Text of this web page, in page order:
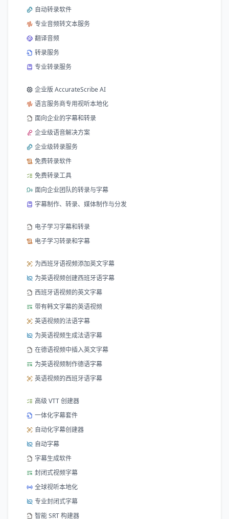
自动转录软件
专业音频转文本服务
翻译音频
转录服务
专业转录服务
企业版 AccurateScribe AI
语言服务商专用视听本地化
面向企业的字幕和转录
企业级语音解决方案
企业级转录服务
免费转录软件
免费转录工具
面向企业团队的转录与字幕
字幕制作、转录、媒体制作与分发
电子学习字幕和转录
电子学习转录和字幕
为西班牙语视频添加英文字幕
为英语视频创建西班牙语字幕
西班牙语视频的英文字幕
带有韩文字幕的英语视频
英语视频的法语字幕
为英语视频生成法语字幕
在德语视频中插入英文字幕
为英语视频制作德语字幕
英语视频的西班牙语字幕
高级 VTT 创建器
一体化字幕套件
自动化字幕创建器
自动字幕
字幕生成软件
封闭式视频字幕
全球视听本地化
专业封闭式字幕
智能 SRT 构建器